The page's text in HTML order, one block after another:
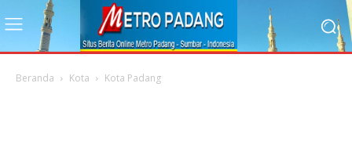
Beranda Kota Kota Padang